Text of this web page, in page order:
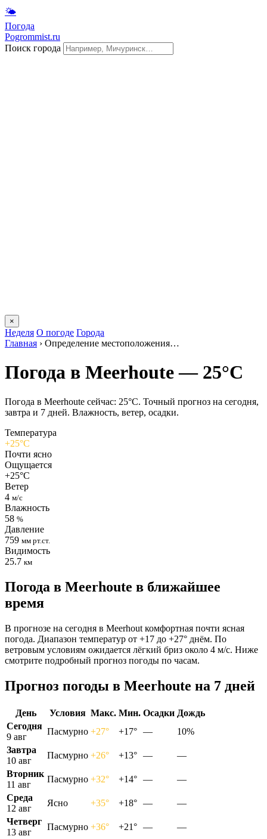
🌤
Погода
Pogrommist.ru
Поиск города
×
Неделя О погоде Города
Главная › Определение местоположения…
Погода в Meerhoutе — 25°C
Погода в Meerhoutе сейчас: 25°C. Точный прогноз на сегодня,
завтра и 7 дней. Влажность, ветер, осадки.
Температура
+25°C
Почти ясно
Ощущается
+25°C
Ветер
4 м/с
Влажность
58 %
Давление
759 мм рт.ст.
Видимость
25.7 км
Погода в Meerhoutе в ближайшее
время
В прогнозе на сегодня в Meerhout комфортная почти ясная
погода. Диапазон температур от +17 до +27° днём. По
ветровым условиям ожидается лёгкий бриз около 4 м/с. Ниже
смотрите подробный прогноз погоды по часам.
Прогноз погоды в Meerhoutе на 7 дней
День Условия Макс. Мин. Осадки Дождь
Сегодня
9 авг
Пасмурно +27° +17° —
10%
Завтра
10 авг
Пасмурно +26° +13° —
—
Вторник
11 авг
Пасмурно +32° +14° —
—
Среда
12 авг
Ясно +35° +18° —
—
Четверг
13 авг
Пасмурно +36° +21° —
—